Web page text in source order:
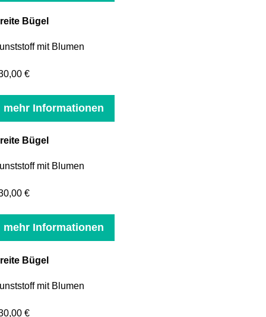
Bügel
mit Blumen
€
mehr Informationen
Bügel
mit Blumen
€
mehr Informationen
Bügel
mit Blumen
€